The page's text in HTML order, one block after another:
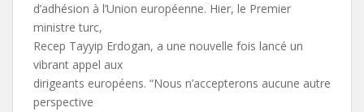
d’adhésion à l’Union européenne. Hier, le Premier
ministre turc,
Recep Tayyip Erdogan, a une nouvelle fois lancé un
vibrant appel aux
dirigeants européens. “Nous n’accepterons aucune autre
perspective